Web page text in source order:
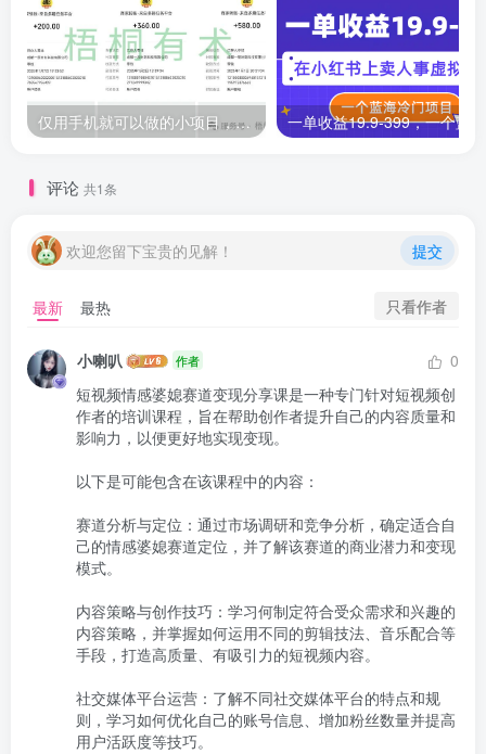
仅用手机就可以做的小项目，当天就能见钱，每天100-300
评论 共1条
欢迎您留下宝贵的见解！ 提交
最新 最热 只看作者
小喇叭 作者
0
短视频情感婆媳赛道变现分享课是一种专门针对短视频创
作者的培训课程，旨在帮助创作者提升自己的内容质量和
影响力，以便更好地实现变现。
以下是可能包含在该课程中的内容：
赛道分析与定位：通过市场调研和竞争分析，确定适合自
己的情感婆媳赛道定位，并了解该赛道的商业潜力和变现
模式。
内容策略与创作技巧：学习何制定符合受众需求和兴趣的
内容策略，并掌握如何运用不同的剪辑技法、音乐配合等
手段，打造高质量、有吸引力的短视频内容。
社交媒体平台运营：了解不同社交媒体平台的特点和规
则，学习如何优化自己的账号信息、增加粉丝数量并提高
用户活跃度等技巧。